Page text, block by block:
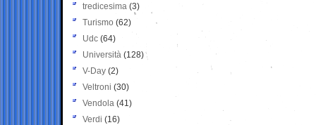
tredicesima (3)
Turismo (62)
Udc (64)
Università (128)
V-Day (2)
Veltroni (30)
Vendola (41)
Verdi (16)